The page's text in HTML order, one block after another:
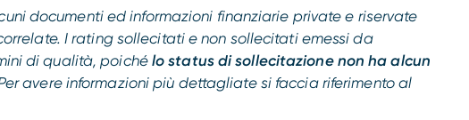
documenti ed informazioni finanziarie private e riservate
I rating sollecitati e non sollecitati emessi da
di qualità, poichélo status di sollecitazione non ha alcun
avere informazioni più dettagliate si faccia riferimento al